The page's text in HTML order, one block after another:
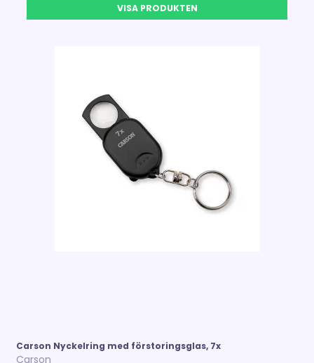
VISA PRODUKTEN
Carson Nyckelring med förstoringsglas, 7x
Carson